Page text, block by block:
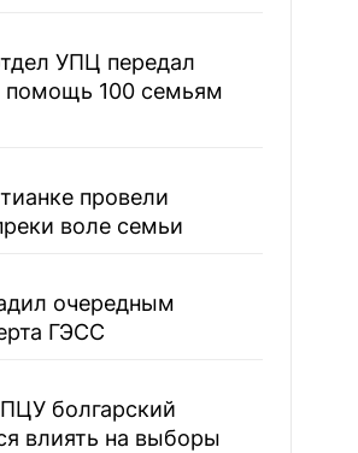
УПЦ передал
помощь 100 семьям
провели
воле семьи
очередным
ГЭСС
болгарский
влиять на выборы